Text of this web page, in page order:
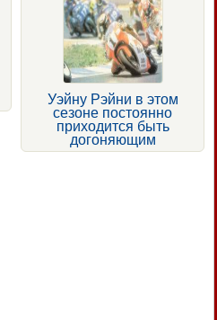
Уэйну Рэйни в этом
сезоне постоянно
приходится быть
догоняющим